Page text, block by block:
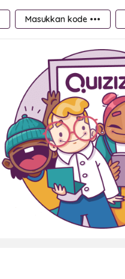
Masukkan kode •••